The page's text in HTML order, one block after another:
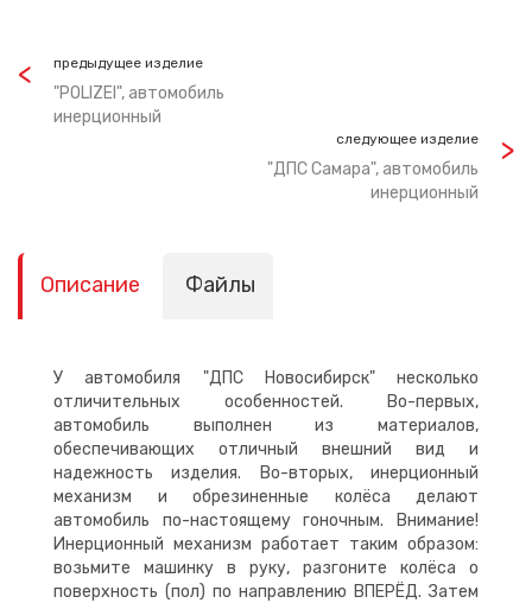
предыдущее изделие
"POLIZEI", автомобиль
инерционный
следующее изделие
"ДПС Самара", автомобиль
инерционный
Описание Файлы
У автомобиля "ДПС Новосибирск" несколько
отличительных особенностей. Во-первых,
автомобиль выполнен из материалов,
обеспечивающих отличный внешний вид и
надежность изделия. Во-вторых, инерционный
механизм и обрезиненные колёса делают
автомобиль по-настоящему гоночным. Внимание!
Инерционный механизм работает таким образом:
возьмите машинку в руку, разгоните колёса о
поверхность (пол) по направлению ВПЕРЁД. Затем